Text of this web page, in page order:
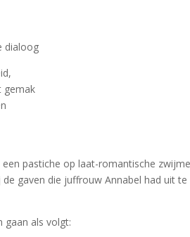
dialoog
gemak
pastiche op laat-romantische
gaven die juffrouw Annabel had uit
gaan als volgt: